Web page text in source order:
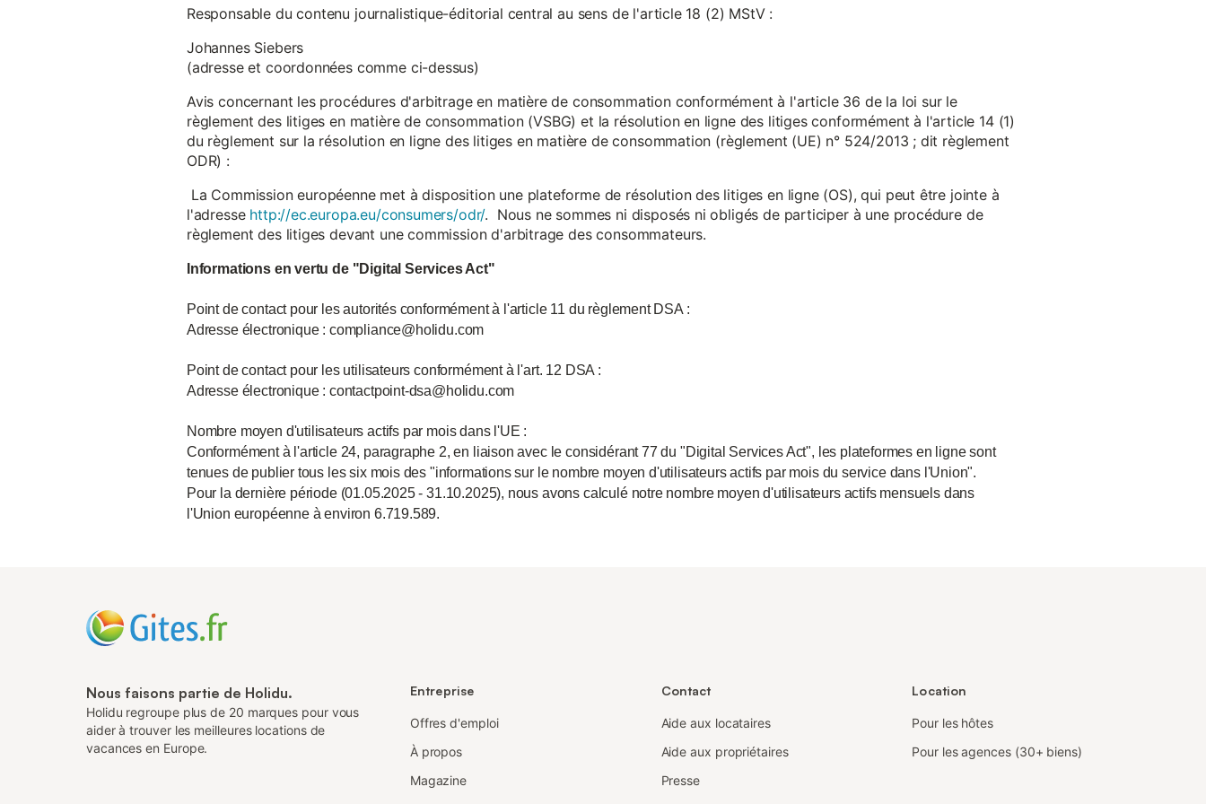
Responsable du contenu journalistique-éditorial central au sens de l'article 18 (2) MStV :
Johannes Siebers
(adresse et coordonnées comme ci-dessus)
Avis concernant les procédures d'arbitrage en matière de consommation conformément à l'article 36 de la loi sur le
règlement des litiges en matière de consommation (VSBG) et la résolution en ligne des litiges conformément à l'article 14 (1)
du règlement sur la résolution en ligne des litiges en matière de consommation (règlement (UE) n° 524/2013 ; dit règlement
ODR) :
La Commission européenne met à disposition une plateforme de résolution des litiges en ligne (OS), qui peut être jointe à
l'adresse http://ec.europa.eu/consumers/odr/. Nous ne sommes ni disposés ni obligés de participer à une procédure de
règlement des litiges devant une commission d'arbitrage des consommateurs.
Informations en vertu de "Digital Services Act"
Point de contact pour les autorités conformément à l'article 11 du règlement DSA :
Adresse électronique : compliance@holidu.com
Point de contact pour les utilisateurs conformément à l'art. 12 DSA :
Adresse électronique : contactpoint-dsa@holidu.com
Nombre moyen d'utilisateurs actifs par mois dans l'UE :
Conformément à l'article 24, paragraphe 2, en liaison avec le considérant 77 du "Digital Services Act", les plateformes en ligne sont
tenues de publier tous les six mois des "informations sur le nombre moyen d'utilisateurs actifs par mois du service dans l'Union".
Pour la dernière période (01.05.2025 - 31.10.2025), nous avons calculé notre nombre moyen d'utilisateurs actifs mensuels dans
l'Union européenne à environ 6.719.589.
Nous faisons partie de Holidu.
Holidu regroupe plus de 20 marques pour vous
aider à trouver les meilleures locations de
vacances en Europe.
Entreprise
Offres d'emploi
À propos
Magazine
Contact
Aide aux locataires
Aide aux propriétaires
Presse
Location
Pour les hôtes
Pour les agences (30+ biens)